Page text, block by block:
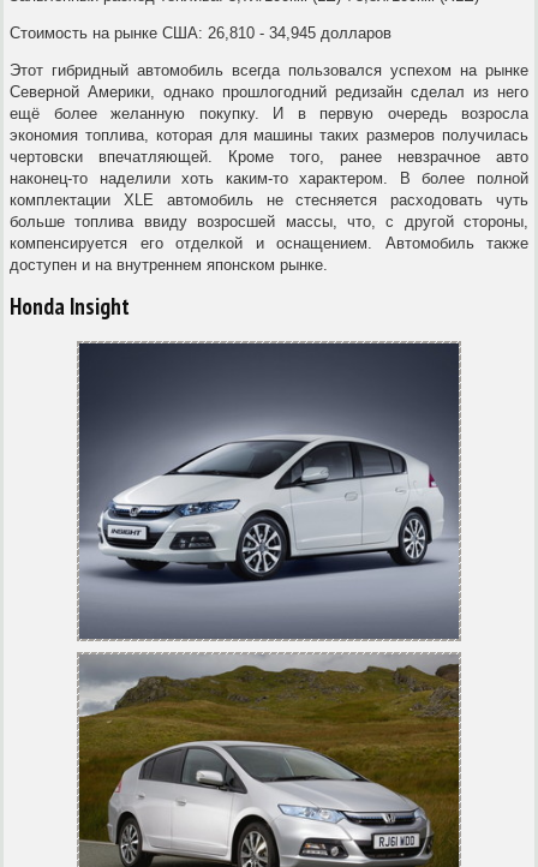
Стоимость на рынке США: 26,810 - 34,945 долларов
Этот гибридный автомобиль всегда пользовался успехом на рынке
Северной Америки, однако прошлогодний редизайн сделал из него
ещё более желанную покупку. И в первую очередь возросла
экономия топлива, которая для машины таких размеров получилась
чертовски впечатляющей. Кроме того, ранее невзрачное авто
наконец-то наделили хоть каким-то характером. В более полной
комплектации XLE автомобиль не стесняется расходовать чуть
больше топлива ввиду возросшей массы, что, с другой стороны,
компенсируется его отделкой и оснащением. Автомобиль также
доступен и на внутреннем японском рынке.
Honda Insight